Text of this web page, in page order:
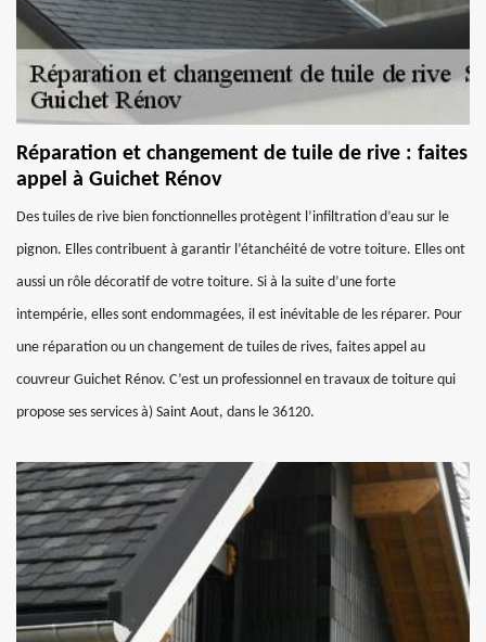
Réparation et changement de tuile de rive : faites
appel à Guichet Rénov
Des tuiles de rive bien fonctionnelles protègent l’infiltration d’eau sur le
pignon. Elles contribuent à garantir l’étanchéité de votre toiture. Elles ont
aussi un rôle décoratif de votre toiture. Si à la suite d’une forte
intempérie, elles sont endommagées, il est inévitable de les réparer. Pour
une réparation ou un changement de tuiles de rives, faites appel au
couvreur Guichet Rénov. C’est un professionnel en travaux de toiture qui
propose ses services à) Saint Aout, dans le 36120.